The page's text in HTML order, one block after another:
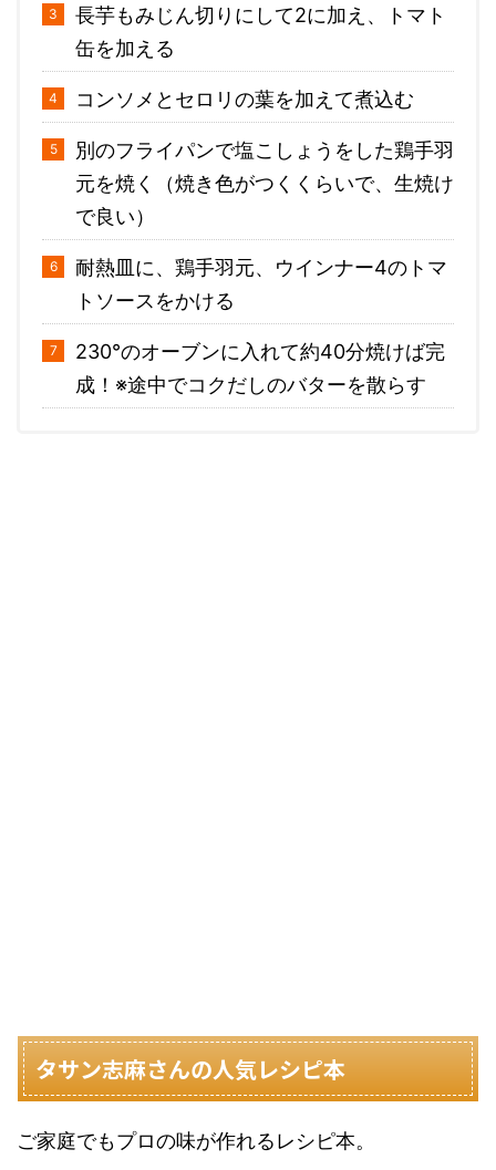
長芋もみじん切りにして2に加え、トマト
缶を加える
コンソメとセロリの葉を加えて煮込む
別のフライパンで塩こしょうをした鶏手羽
元を焼く（焼き色がつくくらいで、生焼け
で良い）
耐熱皿に、鶏手羽元、ウインナー4のトマ
トソースをかける
230°のオーブンに入れて約40分焼けば完
成！※途中でコクだしのバターを散らす
タサン志麻さんの人気レシピ本
ご家庭でもプロの味が作れるレシピ本。